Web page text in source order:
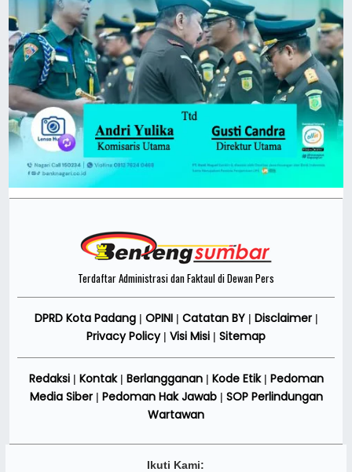
Terdaftar Administrasi dan Faktaul di Dewan Pers
DPRD Kota Padang| OPINI| Catatan BY| Disclaimer|
Privacy Policy| Visi Misi | Sitemap
Redaksi| Kontak| Berlangganan| Kode Etik| Pedoman
Media Siber| Pedoman Hak Jawab| SOP Perlindungan
Wartawan
Ikuti Kami: